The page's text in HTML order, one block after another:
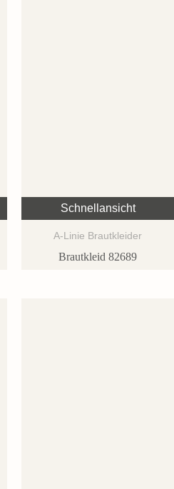
Schnellansicht
A-Linie Brautkleider
Brautkleid 82689